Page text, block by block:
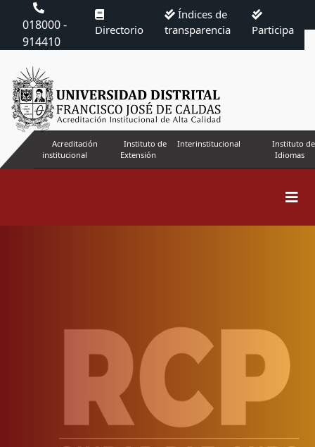
018000 -
914410
Directorio
Índices de
transparencia
Participa
Acreditación
institucional
Instituto de
Extensión
Interinstitucional
Instituto de
Idiomas